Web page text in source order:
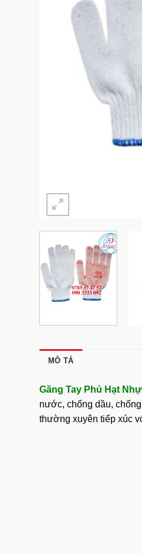
MÔ TẢ
Găng Tay Phủ Hạt
nước, chống dầu,
thường xuyên tiếp xúc